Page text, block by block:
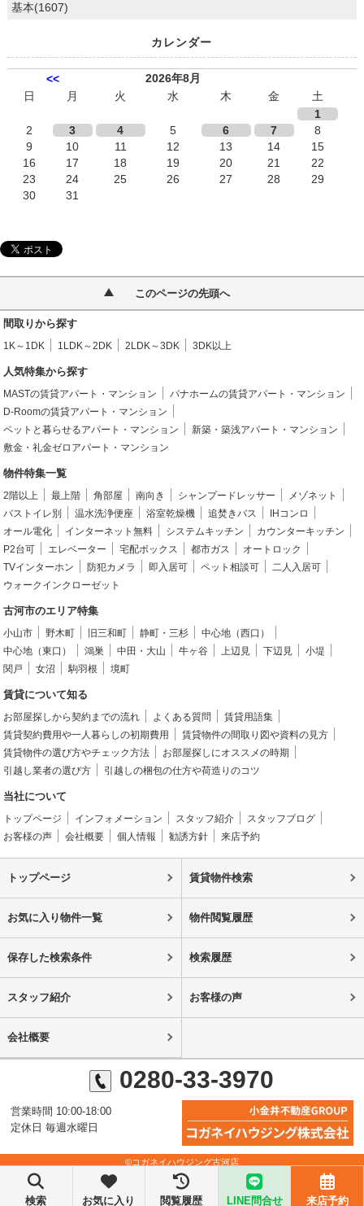
基本(1607)
カレンダー
<<
2026年8月
日
月 火 水 木 金
土
1
2
3 4 5 6 7
8
9
10 11 12 13 14
15
16
17 18 19 20 21
22
23
24 25 26 27 28
29
30
31
このページの先頭へ
間取りから探す
1K～1DK 1LDK～2DK 2LDK～3DK 3DK以上
人気特集から探す
MASTの賃貸アパート・マンション
パナホームの賃貸アパート・マンション
D-Roomの賃貸アパート・マンション
ペットと暮らせるアパート・マンション
新築・築浅アパート・マンション
敷金・礼金ゼロアパート・マンション
物件特集一覧
2階以上 最上階 角部屋 南向き シャンプードレッサー
メゾネット
バストイレ別
温水洗浄便座 浴室乾燥機 追焚きバス
IHコンロ
オール電化
インターネット無料 システムキッチン
カウンターキッチン
P2台可
エレベーター 宅配ボックス 都市ガス
オートロック
TVインターホン
防犯カメラ 即入居可 ペット相談可
二人入居可
ウォークインクローゼット
古河市のエリア特集
小山市 野木町 旧三和町 静町・三杉
中心地（西口）
中心地（東口）
鴻巣 中田・大山 牛ヶ谷 上辺見 下辺見
小堤
関戸
女沼 駒羽根 境町
賃貸について知る
お部屋探しから契約までの流れ よくある質問
賃貸用語集
賃貸契約費用や一人暮らしの初期費用
賃貸物件の間取り図や資料の見方
賃貸物件の選び方やチェック方法
お部屋探しにオススメの時期
引越し業者の選び方
引越しの梱包の仕方や荷造りのコツ
当社について
トップページ インフォメーション スタッフ紹介
スタッフブログ
お客様の声
会社概要 個人情報 勧誘方針 来店予約
トップページ 賃貸物件検索
お気に入り物件一覧 物件閲覧履歴
保存した検索条件 検索履歴
スタッフ紹介 お客様の声
会社概要
0280-33-3970
営業時間 10:00-18:00
定休日 毎週水曜日
©コガネイハウジング古河店
検索 お気に入り 閲覧履歴 LINE問合せ 来店予約